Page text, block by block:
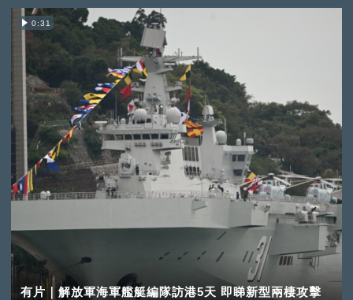
0:31
有片｜解放軍海軍艦艇編隊訪港5天 即睇新型兩棲攻擊